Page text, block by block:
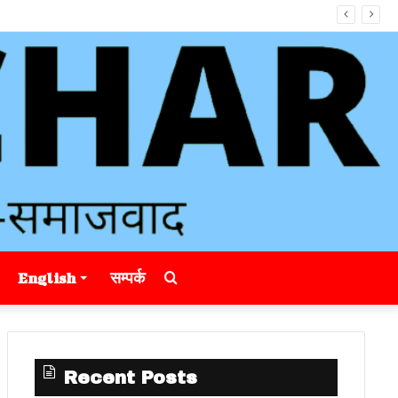
English सम्पर्क Search
for
Recent Posts